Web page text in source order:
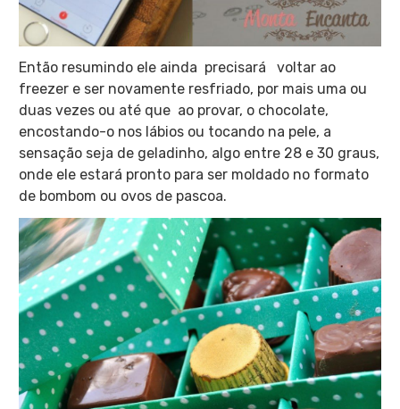
Então resumindo ele ainda precisará voltar ao
freezer e ser novamente resfriado, por mais uma ou
duas vezes ou até que ao provar, o chocolate,
encostando-o nos lábios ou tocando na pele, a
sensação seja de geladinho, algo entre 28 e 30 graus,
onde ele estará pronto para ser moldado no formato
de bombom ou ovos de pascoa.